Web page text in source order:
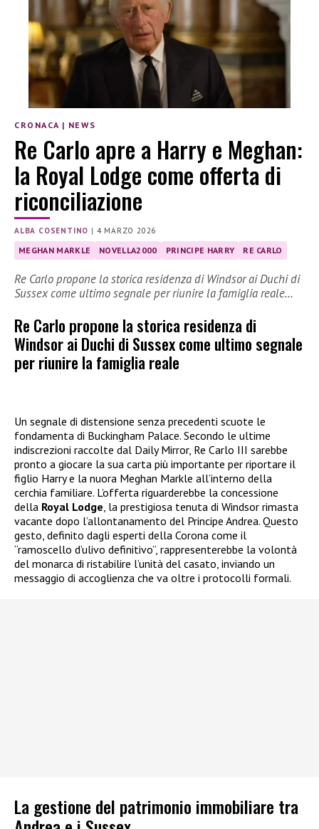
CRONACA | NEWS
Re Carlo apre a Harry e Meghan:
la Royal Lodge come offerta di
riconciliazione
ALBA COSENTINO | 4 MARZO 2026
MEGHAN MARKLE NOVELLA2000 PRINCIPE HARRY RE CARLO
Re Carlo propone la storica residenza di Windsor ai Duchi di
Sussex come ultimo segnale per riunire la famiglia reale…
Re Carlo propone la storica residenza di
Windsor ai Duchi di Sussex come ultimo segnale
per riunire la famiglia reale
Un segnale di distensione senza precedenti scuote le
fondamenta di Buckingham Palace. Secondo le ultime
indiscrezioni raccolte dal Daily Mirror, Re Carlo III sarebbe
pronto a giocare la sua carta più importante per riportare il
figlio Harry e la nuora Meghan Markle all’interno della
cerchia familiare. L’offerta riguarderebbe la concessione
della Royal Lodge, la prestigiosa tenuta di Windsor rimasta
vacante dopo l’allontanamento del Principe Andrea. Questo
gesto, definito dagli esperti della Corona come il
“ramoscello d’ulivo definitivo”, rappresenterebbe la volontà
del monarca di ristabilire l’unità del casato, inviando un
messaggio di accoglienza che va oltre i protocolli formali.
La gestione del patrimonio immobiliare tra